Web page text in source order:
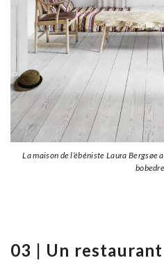
La maison de l’ébéniste Laura
03 | Un